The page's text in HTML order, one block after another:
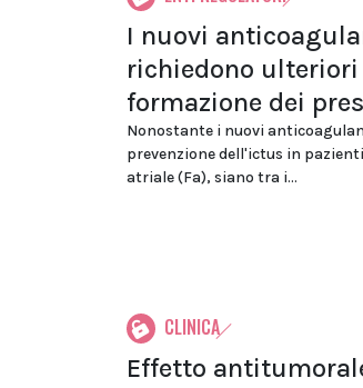
I nuovi
richiedono
formazione dei
Nonostante i nuovi
prevenzione dell'ictus in
atriale (Fa), siano tra i...
CLINICA
Effetto